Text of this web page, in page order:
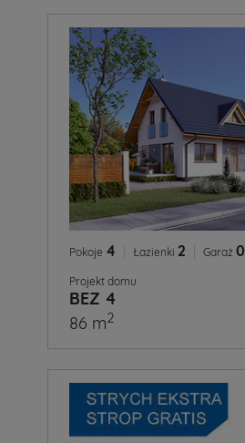
Pokoje 4 Łazienki 2 Garaż 0
Projekt domu
BEZ 4
86 m2